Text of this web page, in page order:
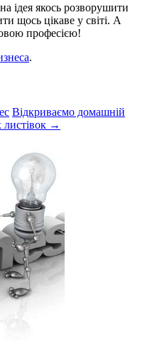
ідея якось розворушити
щось цікаве у світі. А
професією!
.
Відкриваємо домашній
листівок →